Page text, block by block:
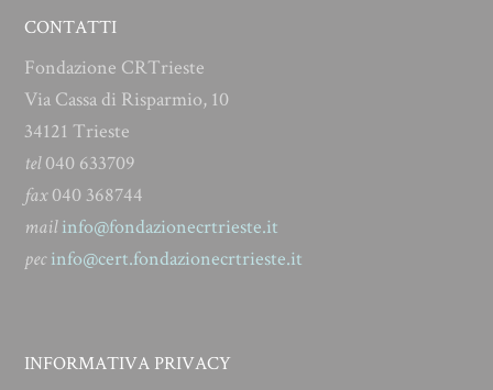
CONTATTI
Fondazione CRTrieste
Via Cassa di Risparmio, 10
34121 Trieste
tel040 633709
fax040 368744
mailinfo@fondazionecrtrieste.it
pecinfo@cert.fondazionecrtrieste.it
INFORMATIVA PRIVACY